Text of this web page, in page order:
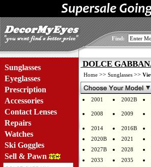
Find:
Sunglasses
Eyeglasses
Prescription
Accessories
Contact Lenses
Repairs
Watches
Ski Goggles
Sell & Pawn
DOLCE
Home >> Sunglasses >>
2001 2002B
2008 2009
2014
2016B
2020B
2021
2027B
2028
2033
2035